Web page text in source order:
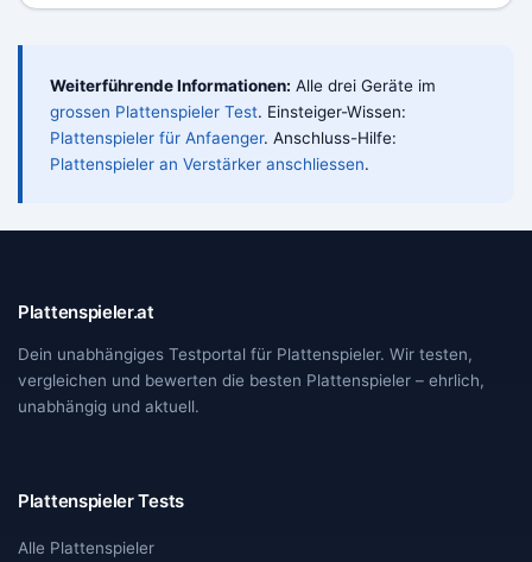
Signal. Für entspanntes Hoeren voellig
die ebenfalls vorhandene Kabelverbindung
besser.
Weiterführende Informationen: Alle drei Geräte im
grossen Plattenspieler Test. Einsteiger-Wissen:
Plattenspieler für Anfaenger. Anschluss-Hilfe:
Plattenspieler an Verstärker anschliessen.
Plattenspieler.at
Dein unabhängiges Testportal für Plattenspieler. Wir testen,
vergleichen und bewerten die besten Plattenspieler – ehrlich,
unabhängig und aktuell.
Plattenspieler Tests
Alle Plattenspieler